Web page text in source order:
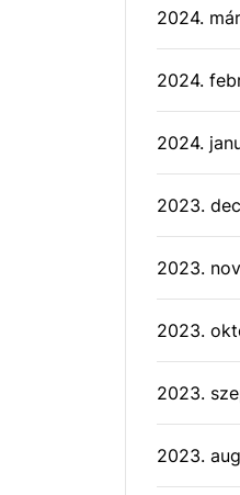
2024.
2024.
2024.
2023.
2023.
2023.
2023.
2023.